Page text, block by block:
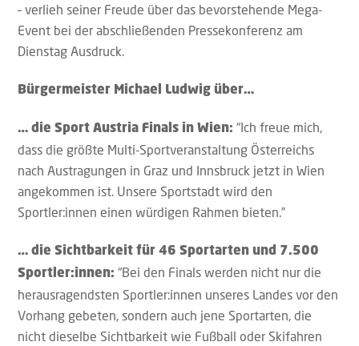
– verlieh seiner Freude über das bevorstehende Mega-
Event bei der abschließenden Pressekonferenz am
Dienstag Ausdruck.
Bürgermeister Michael Ludwig über…
… die Sport Austria Finals in Wien: “Ich freue mich,
dass die größte Multi-Sportveranstaltung Österreichs
nach Austragungen in Graz und Innsbruck jetzt in Wien
angekommen ist. Unsere Sportstadt wird den
Sportler:innen einen würdigen Rahmen bieten.”
… die Sichtbarkeit für 46 Sportarten und 7.500
Sportler:innen: “Bei den Finals werden nicht nur die
herausragendsten Sportler:innen unseres Landes vor den
Vorhang gebeten, sondern auch jene Sportarten, die
nicht dieselbe Sichtbarkeit wie Fußball oder Skifahren